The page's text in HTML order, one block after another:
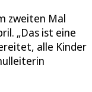
zweiten Mal
„Das ist eine
alle Kinder